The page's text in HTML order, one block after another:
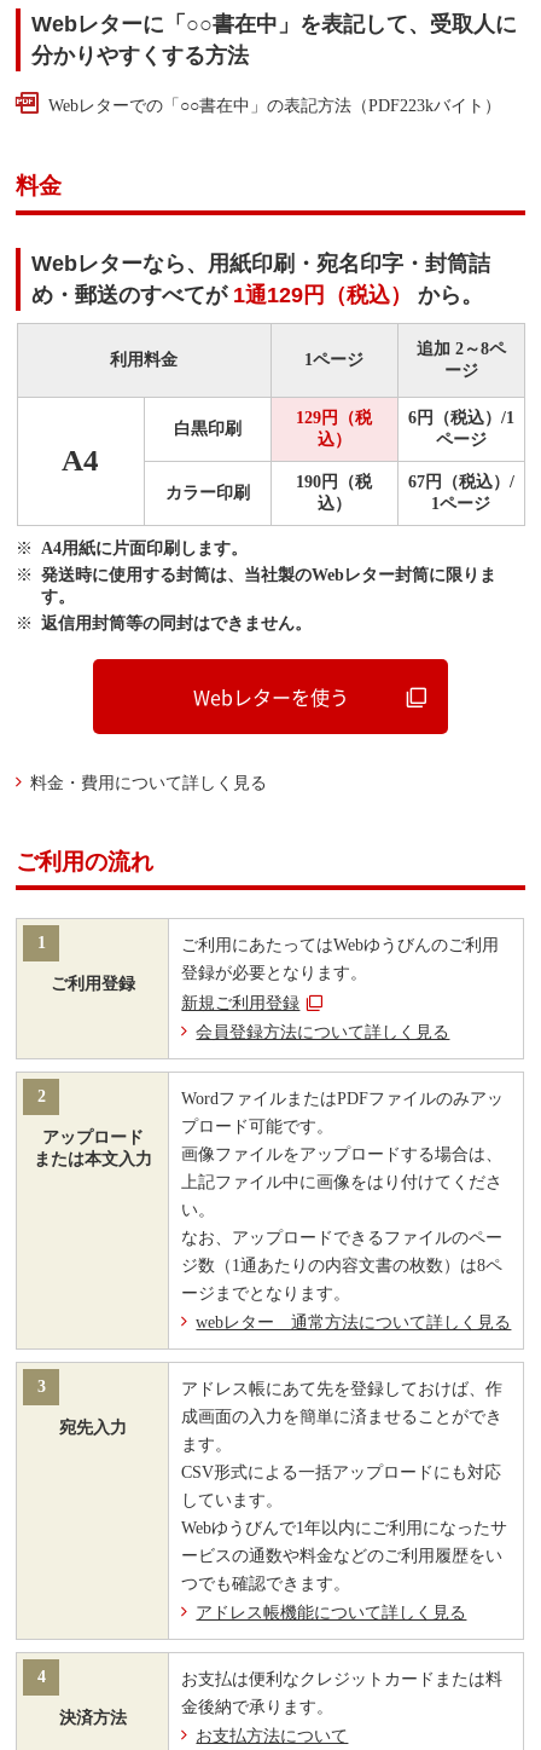
Webレターに「○○書在中」を表記して、受取人に
分かりやすくする方法
Webレターでの「○○書在中」の表記方法（PDF223kバイト）
料金
Webレターなら、用紙印刷・宛名印字・封筒詰
め・郵送のすべてが 1通129円（税込） から。
利用料金 1ページ
追加 2～8ペ
ージ
A4
白黒印刷
129円（税
込）
6円（税込）/1
ページ
カラー印刷
190円（税
込）
67円（税込）/
1ページ
A4用紙に片面印刷します。
発送時に使用する封筒は、当社製のWebレター封筒に限りま
す。
返信用封筒等の同封はできません。
Webレターを使う
料金・費用について詳しく見る
ご利用の流れ
1
ご利用登録
ご利用にあたってはWebゆうびんのご利用
登録が必要となります。
新規ご利用登録
会員登録方法について詳しく見る
2
アップロード
または本文入力
WordファイルまたはPDFファイルのみアッ
プロード可能です。
画像ファイルをアップロードする場合は、
上記ファイル中に画像をはり付けてくださ
い。
なお、アップロードできるファイルのペー
ジ数（1通あたりの内容文書の枚数）は8ペ
ージまでとなります。
webレター 通常方法について詳しく見る
3
宛先入力
アドレス帳にあて先を登録しておけば、作
成画面の入力を簡単に済ませることができ
ます。
CSV形式による一括アップロードにも対応
しています。
Webゆうびんで1年以内にご利用になったサ
ービスの通数や料金などのご利用履歴をい
つでも確認できます。
アドレス帳機能について詳しく見る
4
決済方法
お支払は便利なクレジットカードまたは料
金後納で承ります。
お支払方法について